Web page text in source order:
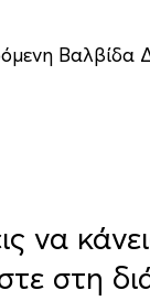
Βαλβίδα
να
στη